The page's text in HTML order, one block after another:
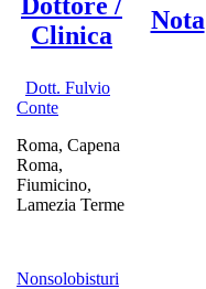
Dottore /
Clinica
Nota
Dott. Fulvio
Conte
Roma, Capena
Roma,
Fiumicino,
Lamezia Terme
Nonsolobisturi